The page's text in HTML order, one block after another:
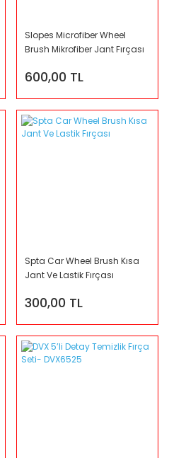
Slopes Microfiber Wheel
Brush Mikrofiber Jant Fırçası
600,00 TL
Spta Car Wheel Brush Kısa
Jant Ve Lastik Fırçası
300,00 TL